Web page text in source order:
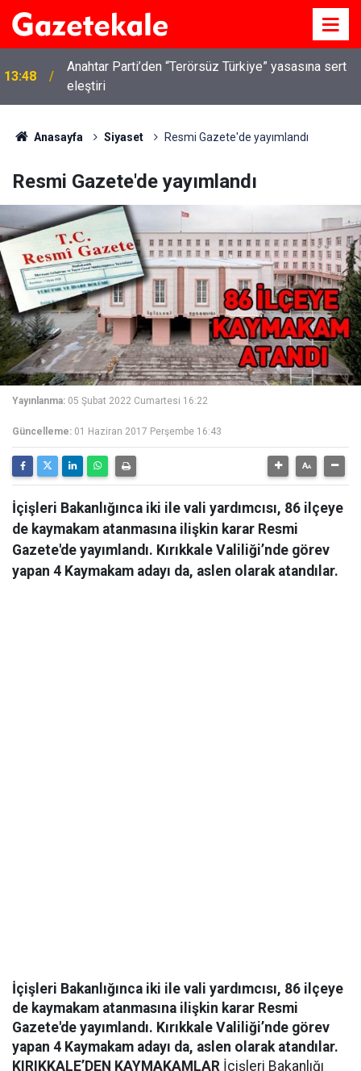
13:07
Kırıkkale’de hayvan hastalıklarına karşı denetimler
artırıldı
Anasayfa Siyaset Resmi Gazete'de yayımlandı
Resmi Gazete'de yayımlandı
Yayınlanma: 05 Şubat 2022 Cumartesi 16:22
Güncelleme: 01 Haziran 2017 Perşembe 16:43
İçişleri Bakanlığınca iki ile vali yardımcısı, 86 ilçeye
de kaymakam atanmasına ilişkin karar Resmi
Gazete'de yayımlandı. Kırıkkale Valiliği’nde görev
yapan 4 Kaymakam adayı da, aslen olarak atandılar.
İçişleri Bakanlığınca iki ile vali yardımcısı, 86 ilçeye
de kaymakam atanmasına ilişkin karar Resmi
Gazete'de yayımlandı. Kırıkkale Valiliği’nde görev
yapan 4 Kaymakam adayı da, aslen olarak atandılar.
KIRIKKALE’DEN KAYMAKAMLAR İçişleri Bakanlığı